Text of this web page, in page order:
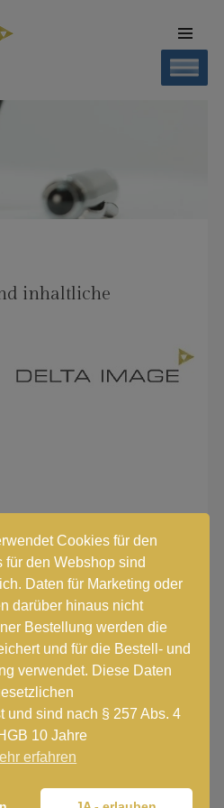
CONTENT
inhaltliche
DE 270560371
Dipl.-Ing (FH), Dipl.-
vor einer
sind wir nicht verpflichtet und nicht
Stay byWordPress.com
Cookies für den
den Webshop sind
Daten für Marketing oder
darüber hinaus nicht
Bestellung werden die
und für die Bestell- und
verwendet. Diese Daten
und sind nach § 257 Abs. 4
10 Jahre
erfahren